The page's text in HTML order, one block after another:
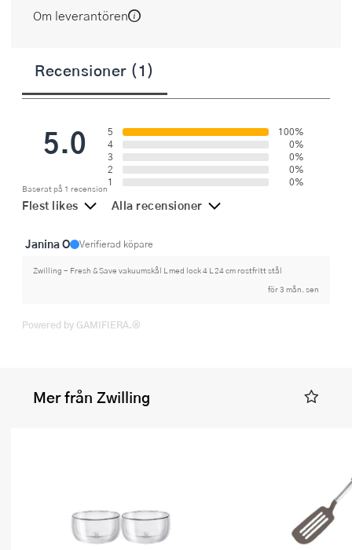
Om leverantören
Recensioner (1)
5.0
Baserat på 1 recension
5
100%
4
0%
3
0%
2
0%
1
0%
Flest likes Alla recensioner
Janina O Verifierad köpare
Zwilling - Fresh & Save vakuumskål L med lock 4 L 24 cm rostfritt stål
för 3 mån. sen
Powered by GAMIFIERA.®
Mer från Zwilling